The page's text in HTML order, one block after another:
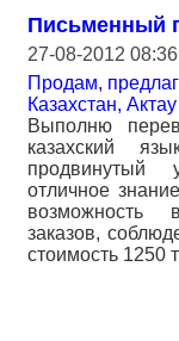
Письменный
27-08-2012 08:36
Продам,
Казахстан, Актау
Выполню
казахский
продвинутый
отличное
возможность
заказов,
стоимость 1250